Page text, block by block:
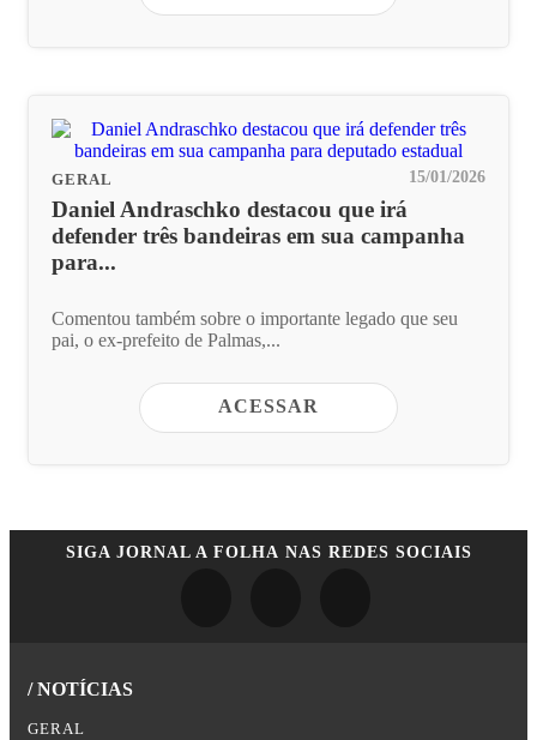
GERAL 15/01/2026
Daniel Andraschko destacou que irá
defender três bandeiras em sua campanha
para...
Comentou também sobre o importante legado que seu
pai, o ex-prefeito de Palmas,...
ACESSAR
SIGA JORNAL A FOLHA NAS REDES SOCIAIS
/ NOTÍCIAS
GERAL